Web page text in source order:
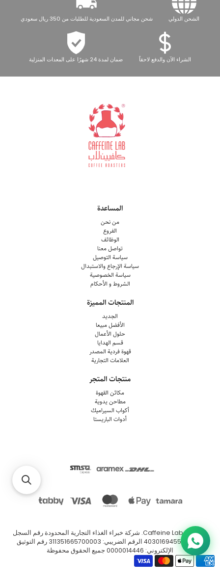
الشحن الدولي شحن مجاني للمدن السعودية للطلبات من 350 ريال سعودي
الشراء الآن والدفع لاحقاً ضمان لمدة 24 شهرًا على المعدات المنزلية
المساعدة
من نحن
الفروع
الوظائف
تواصل معنا
سياسة التوصيل
سياسة الإرجاع والاستبدال
سياسة الخصوصية
الشروط و الأحكام
المنتجات المميزة
الجديد
الأفضل مبيعا
حلول الأعمال
قسم الهدايا
قهوة فردية المصدر
العلامات التجارية
منتجات المتجر
مكائن القهوة
مطاحن يدوية
أكواب السيراميك
أدوات الباريستا
© 2026
Caffeine Lab
. شركة خبراء الغذاء التجارية المحدودة رقم السجل
التجاري: 4030169455 الرقم الضريبي: 311351665700003 رقم التوثيق
الإلكتروني: 0000014446 جميع الحقوق محفوظة